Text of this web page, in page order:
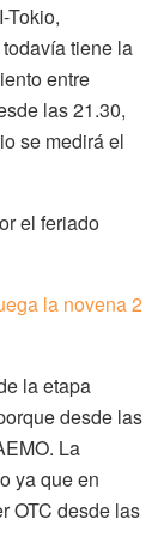
Tokio,
tiene la
entre
las 21.30,
se medirá el
el feriado
la etapa
desde las
La
ya que en
OTC desde las